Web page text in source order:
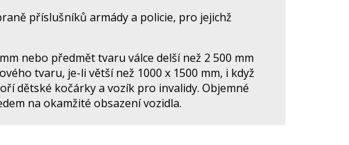
příslušníků armádya policie, pro jejichž
nebo předmět tvaru válce delší než 2 500 mm
tvaru, je-li větší než 1000 x 1500 mm, i když
dětské kočárky a vozík pro invalidy. Objemné
na okamžité obsazení vozidla.